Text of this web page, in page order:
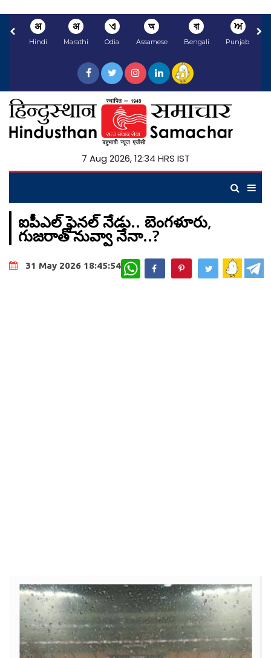
अ
Hindi
अ
Marathi
ଏ
Odia
অ
Assamese
বা
Bengali
ਅ
Punjabi
7 Aug 2026, 12:34 HRS IST
ఐపీఎల్ ఫైనల్ నేడు.. బెంగళూరు,
గుజరాత్ నువ్వా నేనా..?
31 May 2026 18:45:54 WhatsApp